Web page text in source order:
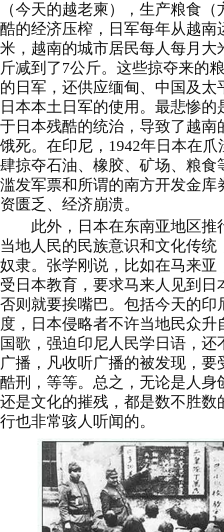
（今天的越老柬），生产粮食
酷的经济压榨，日军每年从越南
米，越南的城市居民每人每月大
斤减到了7公斤。这些掠夺来的
的日军，还供应缅甸、中国及
日本本土日军的使用。最悲惨的
于日本残酷的统治，导致了越南
饿死。在印尼，1942年日本在
肆掠夺石油、橡胶、矿场、粮食
滥发军票和所谓的南方开发金库
资匮乏、经济崩溃。
此外，日本在东南亚地区推
当地人民的民族意识和文化传
奴隶。张学刚说，比如在马来
受日本教育，要求马来人见到
否则就要挨嘴巴。包括今天的印
度，日本侵略者不许当地民众
国歌，强迫印尼人民学日语，
广播，凡收听广播的被发现，
酷刑，等等。总之，无论是人身
还是文化的摧残，都是数不胜数
行也非常骇人听闻的。